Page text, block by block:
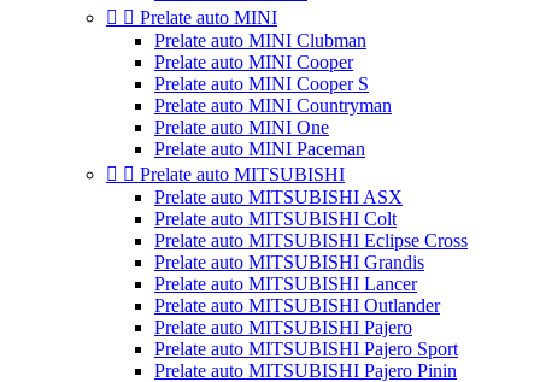
  Prelate auto MINI
Prelate auto MINI Clubman
Prelate auto MINI Cooper
Prelate auto MINI Cooper S
Prelate auto MINI Countryman
Prelate auto MINI One
Prelate auto MINI Paceman
  Prelate auto MITSUBISHI
Prelate auto MITSUBISHI ASX
Prelate auto MITSUBISHI Colt
Prelate auto MITSUBISHI Eclipse Cross
Prelate auto MITSUBISHI Grandis
Prelate auto MITSUBISHI Lancer
Prelate auto MITSUBISHI Outlander
Prelate auto MITSUBISHI Pajero
Prelate auto MITSUBISHI Pajero Sport
Prelate auto MITSUBISHI Pajero Pinin